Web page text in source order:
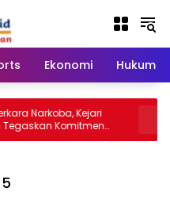
Ekonomi Hukum
Kejari
Komitmen
Tuntas
Sinergi